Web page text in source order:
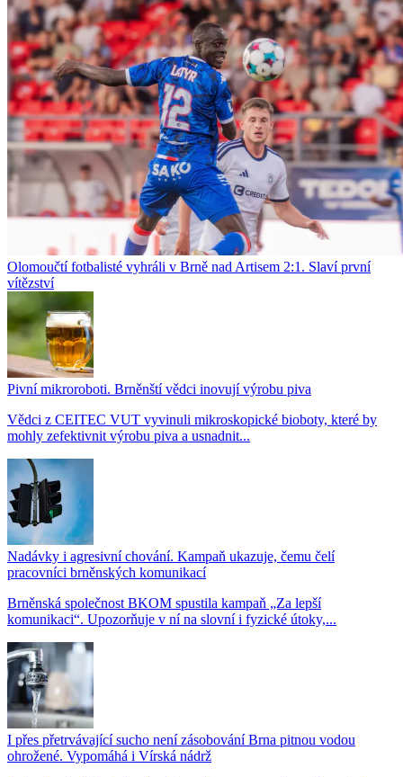
Olomoučtí fotbalisté vyhráli v Brně nad Artisem 2:1. Slaví první
vítězství
Pivní mikroroboti. Brněnští vědci inovují výrobu piva
Vědci z CEITEC VUT vyvinuli mikroskopické bioboty, které by
mohly zefektivnit výrobu piva a usnadnit...
Nadávky i agresivní chování. Kampaň ukazuje, čemu čelí
pracovníci brněnských komunikací
Brněnská společnost BKOM spustila kampaň „Za lepší
komunikaci“. Upozorňuje v ní na slovní i fyzické útoky,...
I přes přetrvávající sucho není zásobování Brna pitnou vodou
ohrožené. Vypomáhá i Vírská nádrž